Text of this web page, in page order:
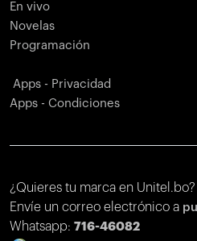
En vivo
Novelas
Programación
Apps - Privacidad
Apps - Condiciones
¿Quieres tu marca en Unitel.bo?
Envíe un correo electrónico a
Whatsapp: 716-46082